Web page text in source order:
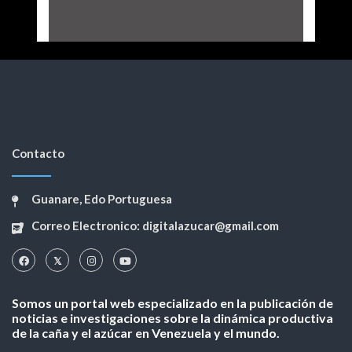
Contacto
Guanare, Edo Portuguesa
Correo Electronico: digitalazucar@gmail.com
Somos un portal web especializado en la publicación de
noticias e investigaciones sobre la dinámica productiva
de la caña y el azúcar en Venezuela y el mundo.